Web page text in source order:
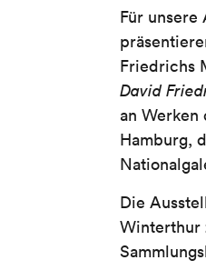
Für
Friedrichs
David
an
Hamburg,
Die
Winterthur